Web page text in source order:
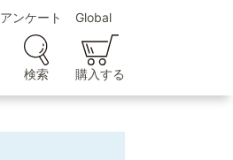
アンケート Global
検索 購入する